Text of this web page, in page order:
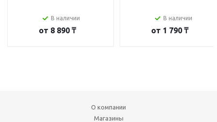
В наличии
от 8 890 ₸
В наличии
от 1 790 ₸
О компании
Магазины